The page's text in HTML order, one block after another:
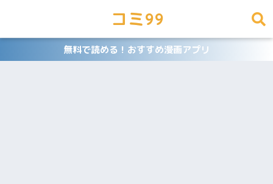
コミ99
無料で読める！おすすめ漫画アプリ